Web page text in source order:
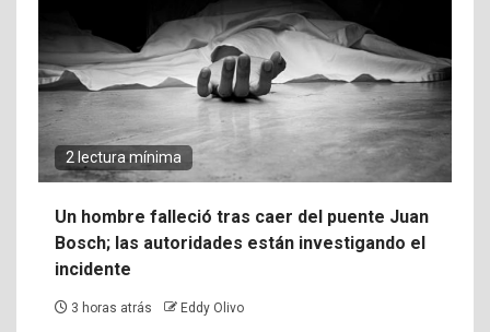
2 lectura mínima
Un hombre falleció tras caer del puente Juan
Bosch; las autoridades están investigando el
incidente
3 horas atrás Eddy Olivo